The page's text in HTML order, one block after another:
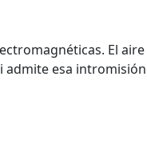
El
esa